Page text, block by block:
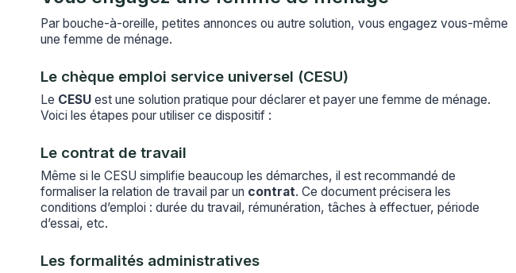
Par bouche-à-oreille, petites annonces ou autre solution, vous engagez vous-même
une femme de ménage.
Le chèque emploi service universel (CESU)
Le CESU est une solution pratique pour déclarer et payer une femme de ménage.
Voici les étapes pour utiliser ce dispositif :
Le contrat de travail
Même si le CESU simplifie beaucoup les démarches, il est recommandé de
formaliser la relation de travail par un contrat. Ce document précisera les
conditions d’emploi : durée du travail, rémunération, tâches à effectuer, période
d’essai, etc.
Les formalités administratives